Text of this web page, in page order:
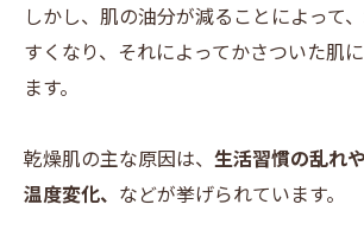
しかし、肌の油分が減ることによって
すくなり、それによってかさついた肌
ます。
乾燥肌の主な原因は、 生活習慣の乱れ
温度変化、 などが挙げられています。